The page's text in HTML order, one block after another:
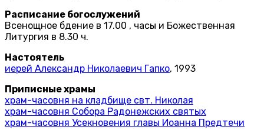
Расписание богослужений
Всенощное бдение в 17.00 , часы и Божественная
Литургия в 8.30 ч.
Настоятель
иерей Александр Николаевич Гапко, 1993
Приписные храмы
храм-часовня на кладбище свт. Николая
храм-часовня Собора Радонежских святых
храм-часовня Усекновения главы Иоанна Предтечи